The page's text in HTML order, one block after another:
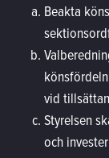
Beakta
vid
Styrelsen
och